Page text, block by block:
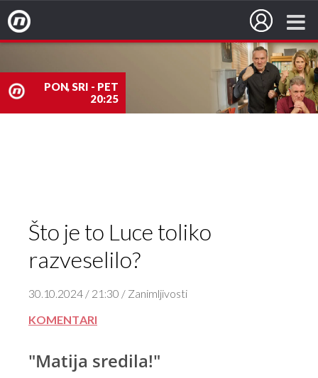
PON, SRI - PET
20:25
Nova TV
Što je to Luce toliko
razveselilo?
30.10.2024 / 21:30 / Zanimljivosti
KOMENTARI
"Matija sredila!"